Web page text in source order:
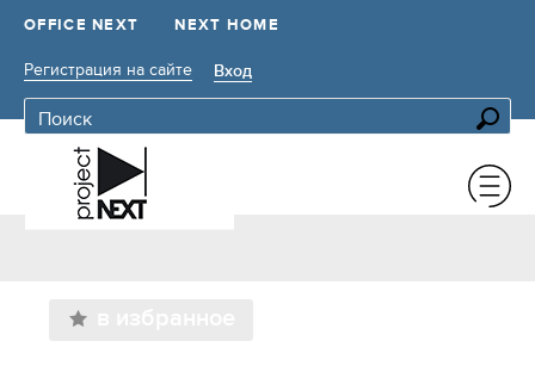
OFFICE NEXT NEXT HOME
Регистрация на сайте Вход